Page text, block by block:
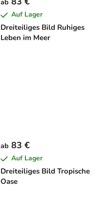
Dreiteiliges Bild Ruhiges
Leben im Meer
ab
Auf Lager
Dreiteiliges Bild Tropische
Oase
ab 83 €
Auf Lager